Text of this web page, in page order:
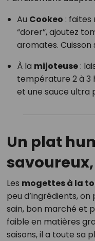
Au Cookeo : faites
“dorer”, ajoutez
aromates. Cuisson
À la mijoteuse:
température 2 à 3
et une sauce ultra
Un plat
savoureux,
Les mogettes à la
peu d’ingrédients,
sain, bon marché et
faible en matières
saisons, il a toute sa